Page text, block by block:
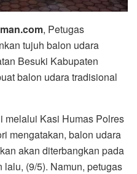
, Petugas
tujuh balon udara
Besuki Kabupaten
balon udara tradisional
melalui Kasi Humas Polres
mengatakan, balon udara
akan diterbangkan pada
(9/5). Namun, petugas